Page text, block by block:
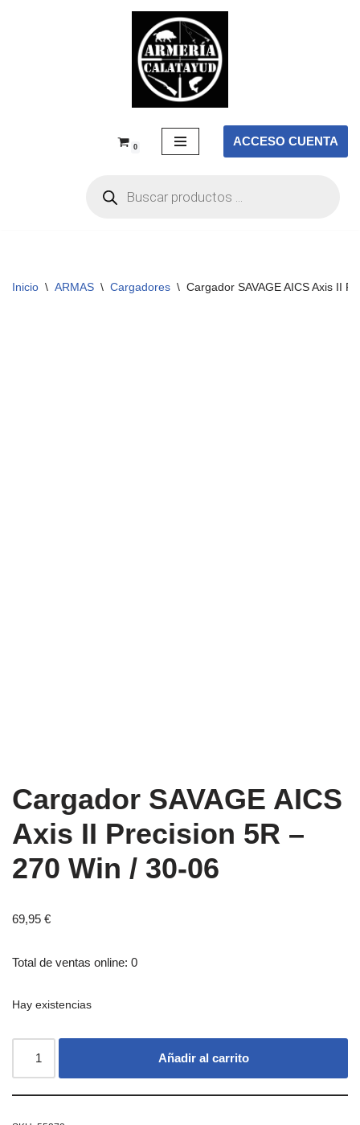
0 ACCESO CUENTA
Inicio \ ARMAS \ Cargadores \ Cargador SAVAGE AICS Axis II
Cargador SAVAGE AICS
Axis II Precision 5R –
270 Win / 30-06
69,95 €
Total de ventas online: 0
Hay existencias
Añadir al carrito